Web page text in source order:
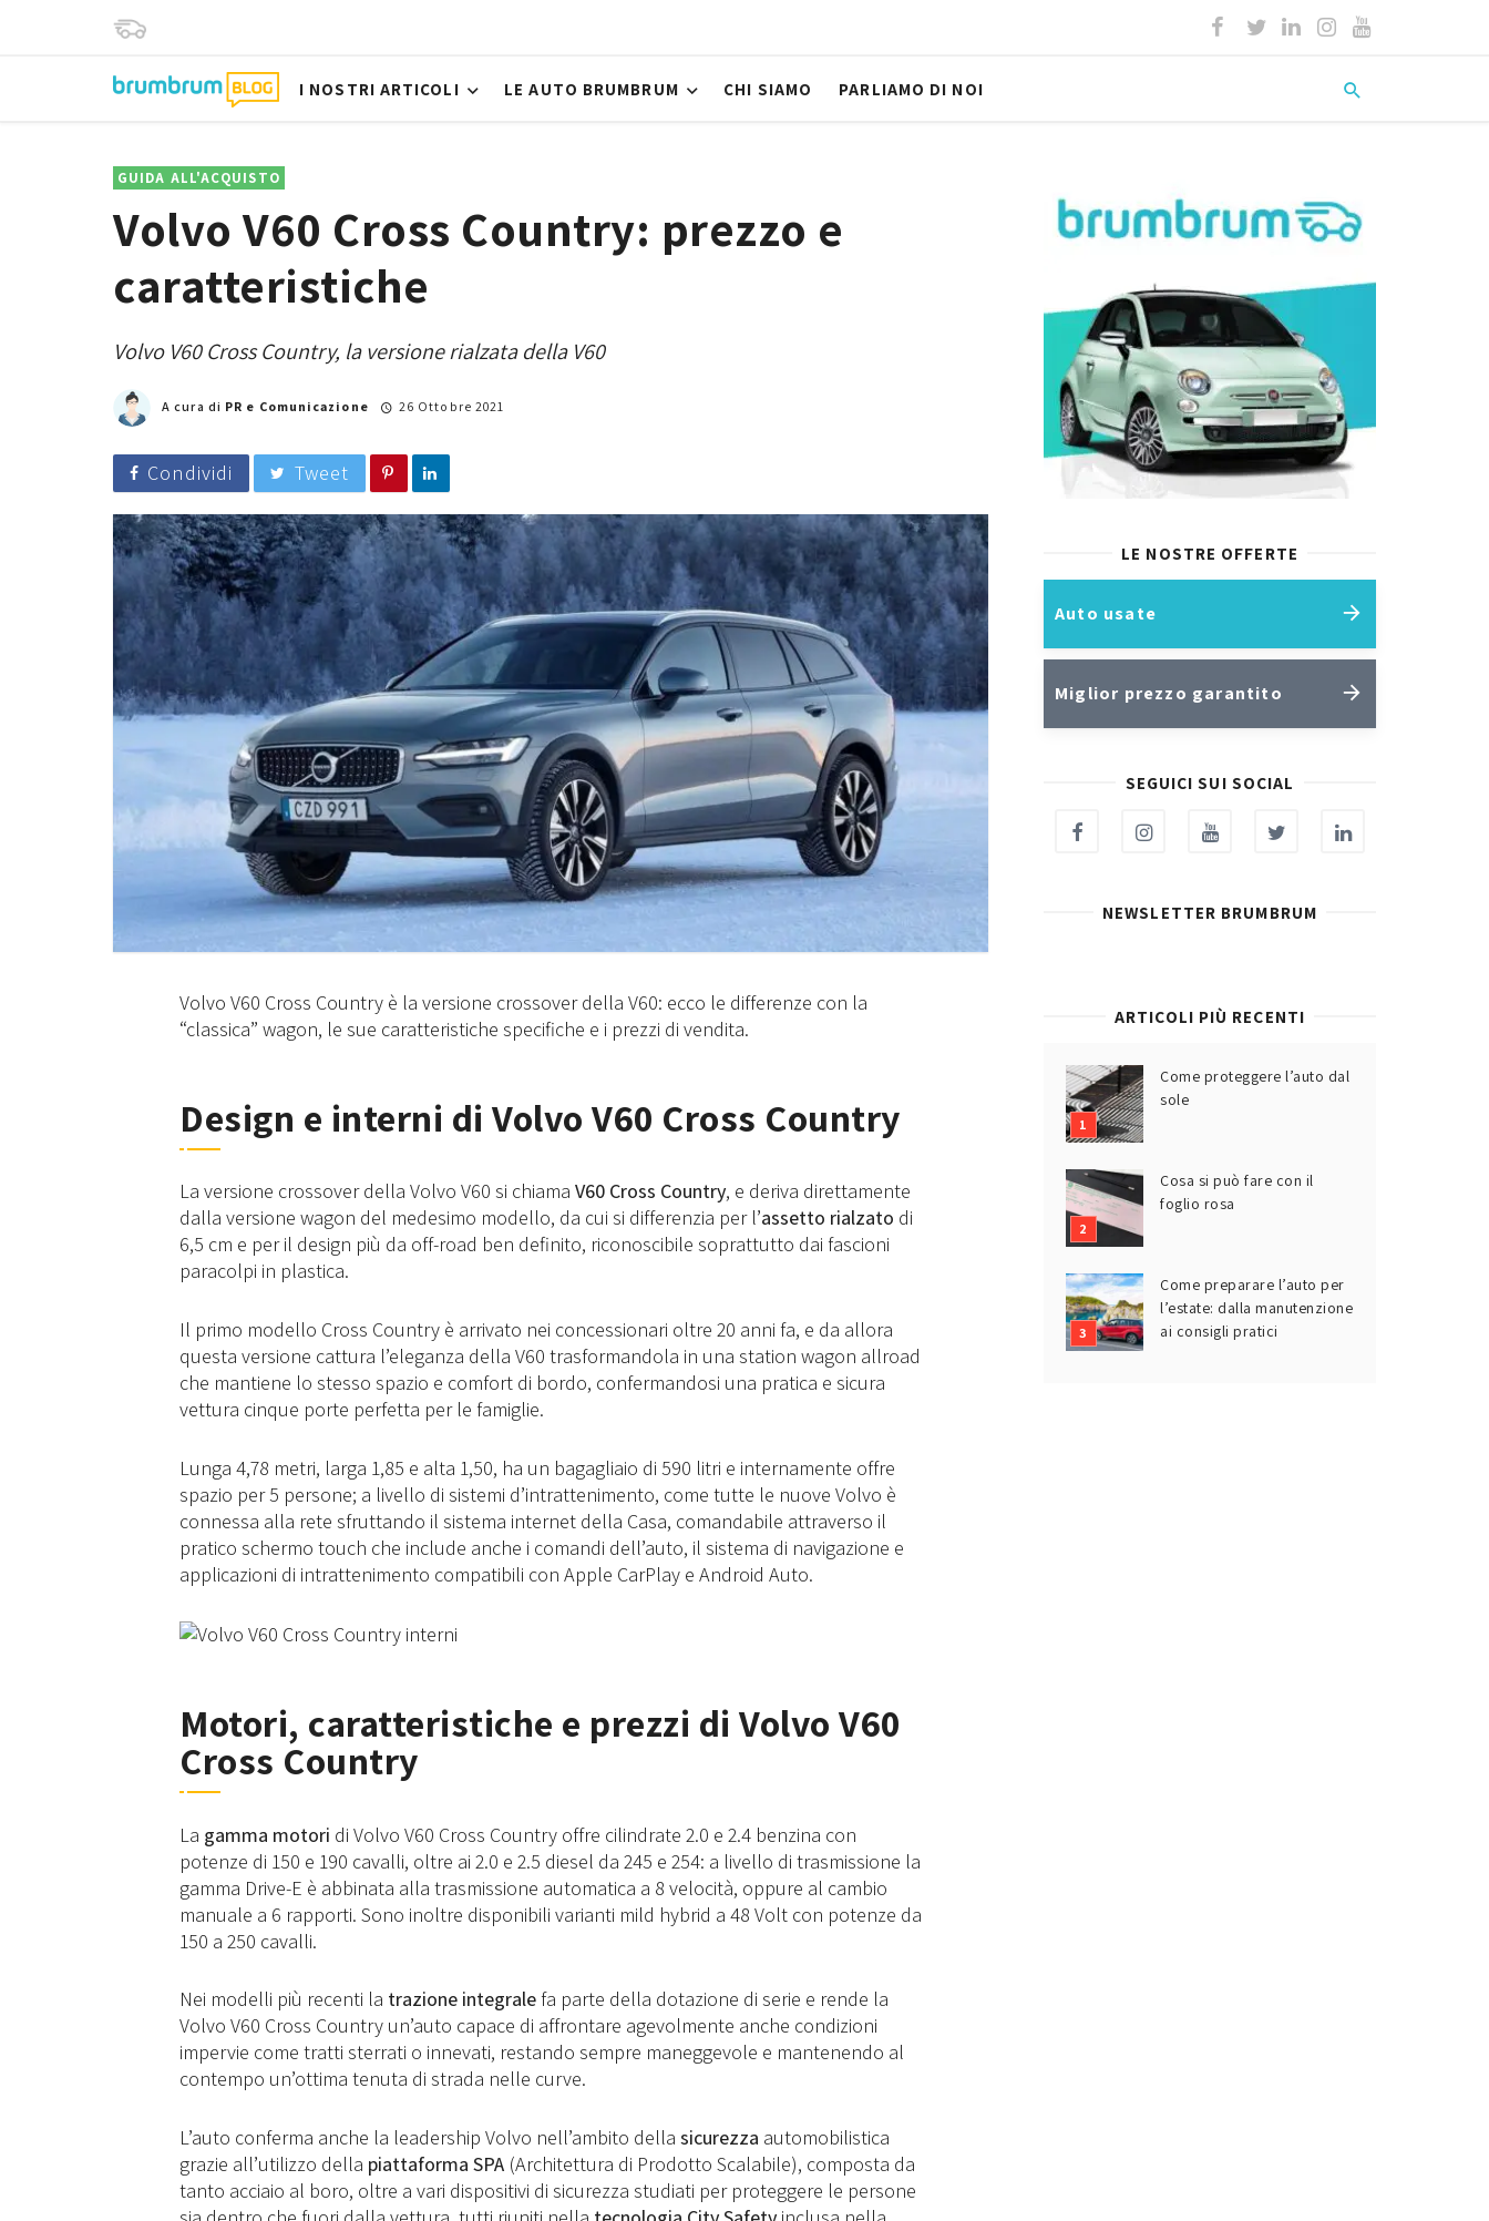
I NOSTRI ARTICOLI LE AUTO BRUMBRUM CHI SIAMO PARLIAMO DI NOI
GUIDA ALL'ACQUISTO
Volvo V60 Cross Country: prezzo e
caratteristiche
Volvo V60 Cross Country, la versione rialzata della V60
A cura di PR e Comunicazione 26 Ottobre 2021
Condividi Tweet
Volvo V60 Cross Country è la versione crossover della V60: ecco le differenze con la
“classica” wagon, le sue caratteristiche specifiche e i prezzi di vendita.
Design e interni di Volvo V60 Cross Country
La versione crossover della Volvo V60 si chiama V60 Cross Country, e deriva direttamente
dalla versione wagon del medesimo modello, da cui si differenzia per l’assetto rialzato di
6,5 cm e per il design più da off-road ben definito, riconoscibile soprattutto dai fascioni
paracolpi in plastica.
Il primo modello Cross Country è arrivato nei concessionari oltre 20 anni fa, e da allora
questa versione cattura l’eleganza della V60 trasformandola in una station wagon allroad
che mantiene lo stesso spazio e comfort di bordo, confermandosi una pratica e sicura
vettura cinque porte perfetta per le famiglie.
Lunga 4,78 metri, larga 1,85 e alta 1,50, ha un bagagliaio di 590 litri e internamente offre
spazio per 5 persone; a livello di sistemi d’intrattenimento, come tutte le nuove Volvo è
connessa alla rete sfruttando il sistema internet della Casa, comandabile attraverso il
pratico schermo touch che include anche i comandi dell’auto, il sistema di navigazione e
applicazioni di intrattenimento compatibili con Apple CarPlay e Android Auto.
Motori, caratteristiche e prezzi di Volvo V60
Cross Country
La gamma motori di Volvo V60 Cross Country offre cilindrate 2.0 e 2.4 benzina con
potenze di 150 e 190 cavalli, oltre ai 2.0 e 2.5 diesel da 245 e 254: a livello di trasmissione la
gamma Drive-E è abbinata alla trasmissione automatica a 8 velocità, oppure al cambio
manuale a 6 rapporti. Sono inoltre disponibili varianti mild hybrid a 48 Volt con potenze da
150 a 250 cavalli.
Nei modelli più recenti la trazione integralefa parte della dotazione di serie e rende la
Volvo V60 Cross Country un’auto capace di affrontare agevolmente anche condizioni
impervie come tratti sterrati o innevati, restando sempre maneggevole e mantenendo al
contempo un’ottima tenuta di strada nelle curve.
L’auto conferma anche la leadership Volvo nell’ambito della sicurezza automobilistica
grazie all’utilizzo della piattaforma SPA (Architettura di Prodotto Scalabile), composta da
tanto acciaio al boro, oltre a vari dispositivi di sicurezza studiati per proteggere le persone
LE NOSTRE OFFERTE
Auto usate
Miglior prezzo garantito
SEGUICI SUI SOCIAL
NEWSLETTER BRUMBRUM
ARTICOLI PIÙ RECENTI
Come proteggere l’auto dal
sole
Cosa si può fare con il
foglio rosa
Come preparare l’auto per
l’estate: dalla manutenzione
ai consigli pratici